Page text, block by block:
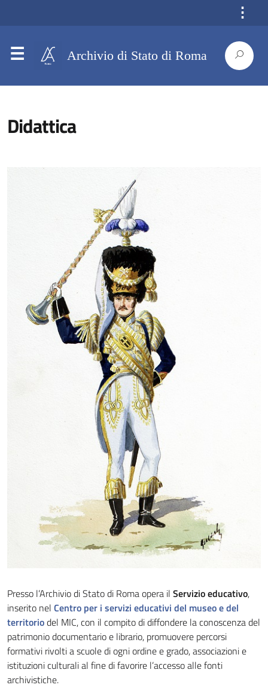
⋮
Archivio di Stato di Roma
Didattica
Presso l’Archivio di Stato di Roma opera il Servizio educativo,
inserito nel Centro per i servizi educativi del museo e del
territoriodel MIC, con il compito di diffondere la conoscenza del
patrimonio documentario e librario, promuovere percorsi
formativi rivolti a scuole di ogni ordine e grado, associazioni e
istituzioni culturali al fine di favorire l’accesso alle fonti
archivistiche.